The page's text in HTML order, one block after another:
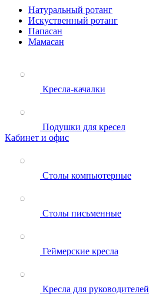
Натуральный ротанг
Искуственный ротанг
Папасан
Мамасан
Кресла-качалки
Подушки для кресел
Кабинет и офис
Столы компьютерные
Столы письменные
Геймерские кресла
Кресла для руководителей